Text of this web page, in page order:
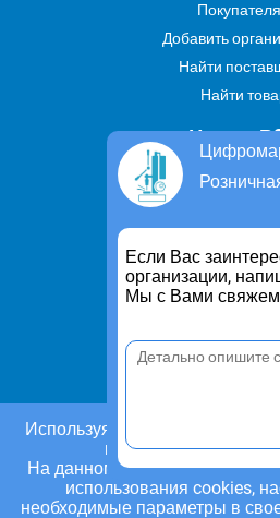
Если Вас
организации,
Мы с Вами
Используя этот сайт, Вы даете
использование
На данном этапе Вы можете
использования cookies,
необходимые параметры в
Добавить
Найти
Найти
Услуги
Найти услугу
Предложить свою
Транспортные
Политика
Контакты